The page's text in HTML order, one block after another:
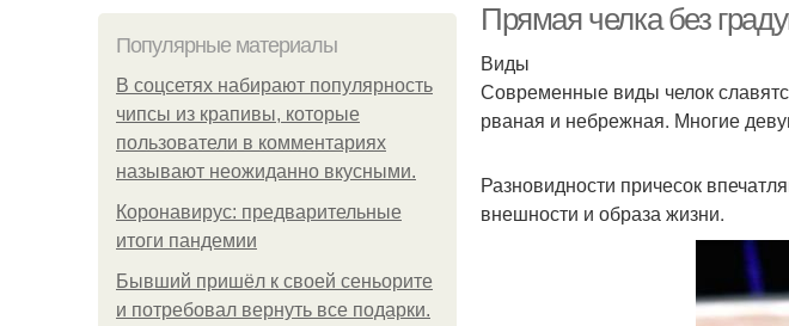
Популярные материалы
В соцсетях набирают популярность
чипсы из крапивы, которые
пользователи в комментариях
называют неожиданно вкусными.
Коронавирус: предварительные
итоги пандемии
Бывший пришёл к своей сеньорите
и потребовал вернуть все подарки.
Прямая челка без
Виды
Современные виды челок
рваная и небрежная. Многие
Разновидности причесок
внешности и образа жизни.